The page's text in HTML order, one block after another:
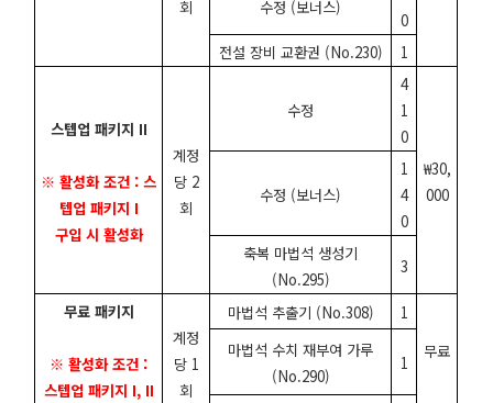
회 수정 (보너스)
0
전설 장비 교환권 (No.230)
1
스텝업 패키지 II
※ 활성화 조건 : 스
텝업 패키지 I
구입 시 활성화
계정
당 2
회
수정
4
1
0
₩30,
000
수정 (보너스)
1
4
0
축복 마법석 생성기
(No.295)
3
무료 패키지
※ 활성화 조건 :
스텝업 패키지 I, II
계정
당 1
회
마법석 추출기 (No.308)
1
무료
마법석 수치 재부여 가루
(No.290)
1